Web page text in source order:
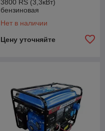
3800 RS (3,3кВт)
бензиновая
Нет в наличии
Цену уточняйте